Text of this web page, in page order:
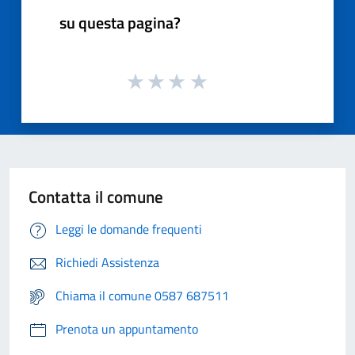
su questa pagina?
Contatta il comune
Leggi le domande frequenti
Richiedi Assistenza
Chiama il comune 0587 687511
Prenota un appuntamento